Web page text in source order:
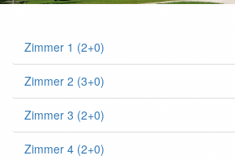
Zimmer 1 (2+0)
Zimmer 2 (3+0)
Zimmer 3 (2+0)
Zimmer 4 (2+0)